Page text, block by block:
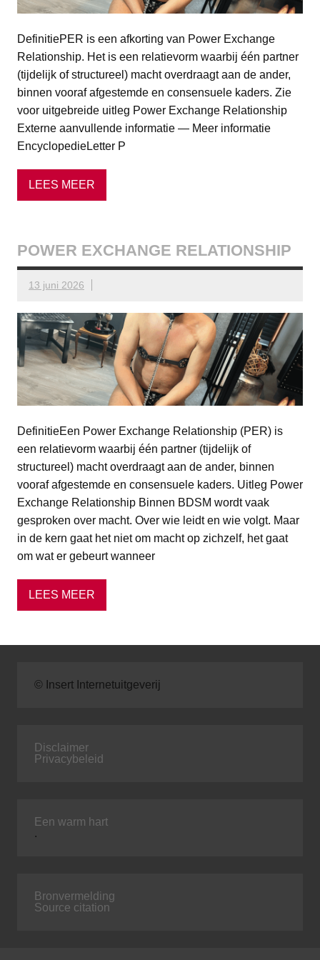
DefinitiePER is een afkorting van Power Exchange
Relationship. Het is een relatievorm waarbij één partner
(tijdelijk of structureel) macht overdraagt aan de ander,
binnen vooraf afgestemde en consensuele kaders. Zie
voor uitgebreide uitleg Power Exchange Relationship
Externe aanvullende informatie — Meer informatie
EncyclopedieLetter P
LEES MEER
POWER EXCHANGE RELATIONSHIP
13 juni 2026
DefinitieEen Power Exchange Relationship (PER) is
een relatievorm waarbij één partner (tijdelijk of
structureel) macht overdraagt aan de ander, binnen
vooraf afgestemde en consensuele kaders. Uitleg Power
Exchange Relationship Binnen BDSM wordt vaak
gesproken over macht. Over wie leidt en wie volgt. Maar
in de kern gaat het niet om macht op zichzelf, het gaat
om wat er gebeurt wanneer
LEES MEER
© Insert Internetuitgeverij
Disclaimer
Privacybeleid
Een warm hart
.
Bronvermelding
Source citation